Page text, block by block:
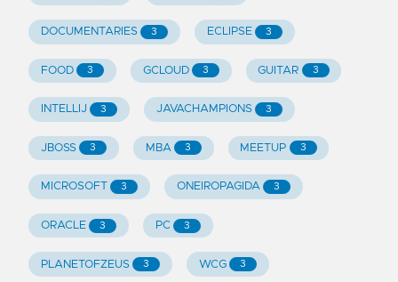
DOCUMENTARIES 3 ECLIPSE 3
FOOD 3 GCLOUD 3 GUITAR 3
INTELLIJ 3 JAVACHAMPIONS 3
JBOSS 3 MBA 3 MEETUP 3
MICROSOFT 3 ONEIROPAGIDA 3
ORACLE 3 PC 3
PLANETOFZEUS 3 WCG 3